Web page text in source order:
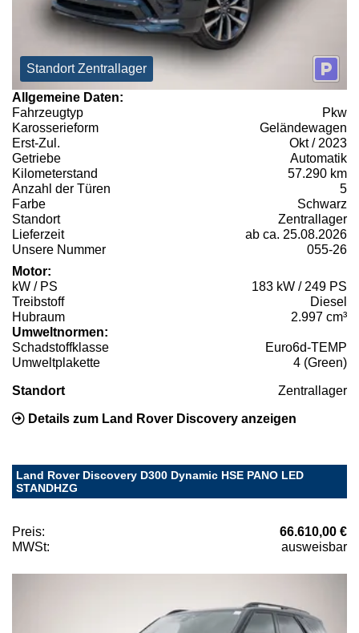
Standort Zentrallager
Allgemeine Daten:
Fahrzeugtyp
Pkw
Karosserieform
Geländewagen
Erst-Zul.
Okt / 2023
Getriebe
Automatik
Kilometerstand
57.290 km
Anzahl der Türen
5
Farbe
Schwarz
Standort
Zentrallager
Lieferzeit
ab ca. 25.08.2026
Unsere Nummer
055-26
Motor:
kW / PS
183 kW / 249 PS
Treibstoff
Diesel
Hubraum
2.997 cm³
Umweltnormen:
Schadstoffklasse
Euro6d-TEMP
Umweltplakette
4 (Green)
Standort Zentrallager
Details zum Land Rover Discovery anzeigen
Land Rover Discovery D300 Dynamic HSE PANO LED
STANDHZG
Preis:
66.610,00 €
MWSt:
ausweisbar